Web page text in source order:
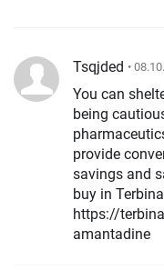
Tsqjded •
You can
being
provide
savings and
buy in
https://
amantadine